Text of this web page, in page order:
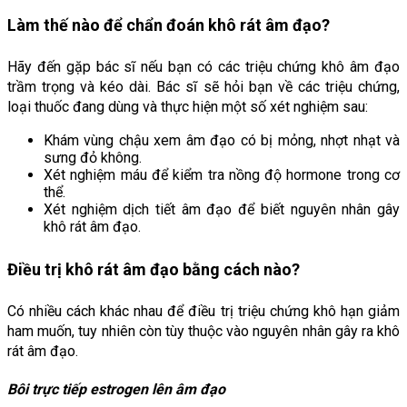
Làm thế nào để chẩn đoán khô rát âm đạo?
Hãy đến gặp bác sĩ nếu bạn có các triệu chứng khô âm đạo
trầm trọng và kéo dài. Bác sĩ sẽ hỏi bạn về các triệu chứng,
loại thuốc đang dùng và thực hiện một số xét nghiệm sau:
Khám vùng chậu xem âm đạo có bị mỏng, nhợt nhạt và
sưng đỏ không.
Xét nghiệm máu để kiểm tra nồng độ hormone trong cơ
thể.
Xét nghiệm dịch tiết âm đạo để biết nguyên nhân gây
khô rát âm đạo.
Điều trị khô rát âm đạo bằng cách nào?
Có nhiều cách khác nhau để điều trị triệu chứng khô hạn giảm
ham muốn, tuy nhiên còn tùy thuộc vào nguyên nhân gây ra khô
rát âm đạo.
Bôi trực tiếp estrogen lên âm đạo